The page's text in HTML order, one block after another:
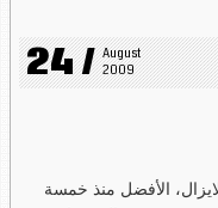
24 / August
2009
الأفضل منذ خمسة